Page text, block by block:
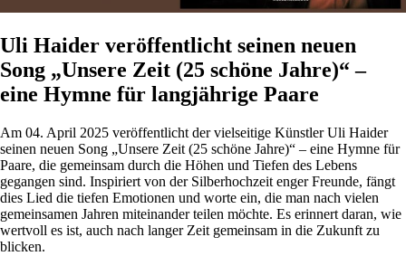
Uli Haider veröffentlicht seinen neuen
Song „Unsere Zeit (25 schöne Jahre)“ –
eine Hymne für langjährige Paare
Am 04. April 2025 veröffentlicht der vielseitige Künstler Uli Haider
seinen neuen Song „Unsere Zeit (25 schöne Jahre)“ – eine Hymne für
Paare, die gemeinsam durch die Höhen und Tiefen des Lebens
gegangen sind. Inspiriert von der Silberhochzeit enger Freunde, fängt
dies Lied die tiefen Emotionen und worte ein, die man nach vielen
gemeinsamen Jahren miteinander teilen möchte. Es erinnert daran, wie
wertvoll es ist, auch nach langer Zeit gemeinsam in die Zukunft zu
blicken.